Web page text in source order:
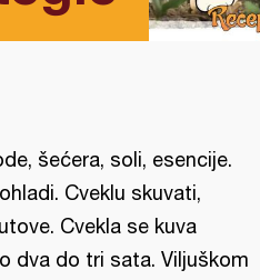
šećera, soli, esencije.
Cveklu skuvati,
Cvekla se kuva
dva do tri sata. Viljuškom